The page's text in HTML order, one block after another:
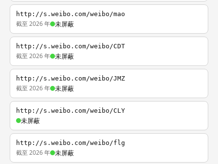
http://s.weibo.com/weibo/mao
截至 2026 年 未屏蔽
http://s.weibo.com/weibo/CDT
截至 2026 年 未屏蔽
http://s.weibo.com/weibo/JMZ
截至 2026 年 未屏蔽
http://s.weibo.com/weibo/CLY
未屏蔽
http://s.weibo.com/weibo/flg
截至 2026 年 未屏蔽